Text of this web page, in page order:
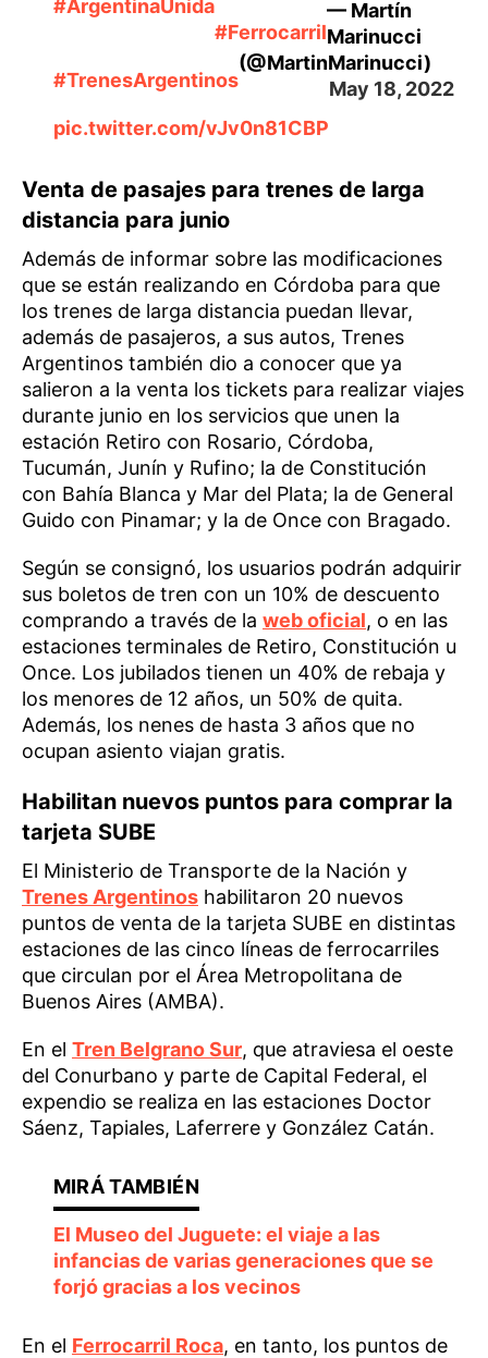
#ArgentinaUnida
#Ferrocarril
#TrenesArgentinos
pic.twitter.com/vJv0n81CBP
— Martín
Marinucci
(@MartinMarinucci)
May 18, 2022
Venta de pasajes para trenes de larga
distancia para junio
Además de informar sobre las modificaciones
que se están realizando en Córdoba para que
los trenes de larga distancia puedan llevar,
además de pasajeros, a sus autos, Trenes
Argentinos también dio a conocer que ya
salieron a la venta los tickets para realizar viajes
durante junio en los servicios que unen la
estación Retiro con Rosario, Córdoba,
Tucumán, Junín y Rufino; la de Constitución
con Bahía Blanca y Mar del Plata; la de General
Guido con Pinamar; y la de Once con Bragado.
Según se consignó, los usuarios podrán adquirir
sus boletos de tren con un 10% de descuento
comprando a través de la web oficial, o en las
estaciones terminales de Retiro, Constitución u
Once. Los jubilados tienen un 40% de rebaja y
los menores de 12 años, un 50% de quita.
Además, los nenes de hasta 3 años que no
ocupan asiento viajan gratis.
Habilitan nuevos puntos para comprar la
tarjeta SUBE
El Ministerio de Transporte de la Nación y
Trenes Argentinos habilitaron 20 nuevos
puntos de venta de la tarjeta SUBE en distintas
estaciones de las cinco líneas de ferrocarriles
que circulan por el Área Metropolitana de
Buenos Aires (AMBA).
En el Tren Belgrano Sur, que atraviesa el oeste
del Conurbano y parte de Capital Federal, el
expendio se realiza en las estaciones Doctor
Sáenz, Tapiales, Laferrere y González Catán.
El Museo del Juguete: el viaje a las
infancias de varias generaciones que se
forjó gracias a los vecinos
En el Ferrocarril Roca, en tanto, los puntos de